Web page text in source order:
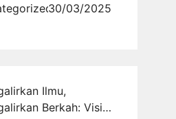
30/03/2025
Ilmu,
Berkah: Visi